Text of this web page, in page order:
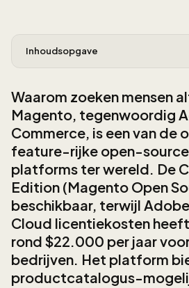
Inhoudsopgave
Waarom zoeken mensen
Magento, tegenwoordig
Commerce, is een van de
feature-rijke open-
platforms ter wereld. De
Edition (Magento Open
beschikbaar, terwijl
Cloud licentiekosten
rond $22.000 per jaar
bedrijven. Het platform
productcatalogus-